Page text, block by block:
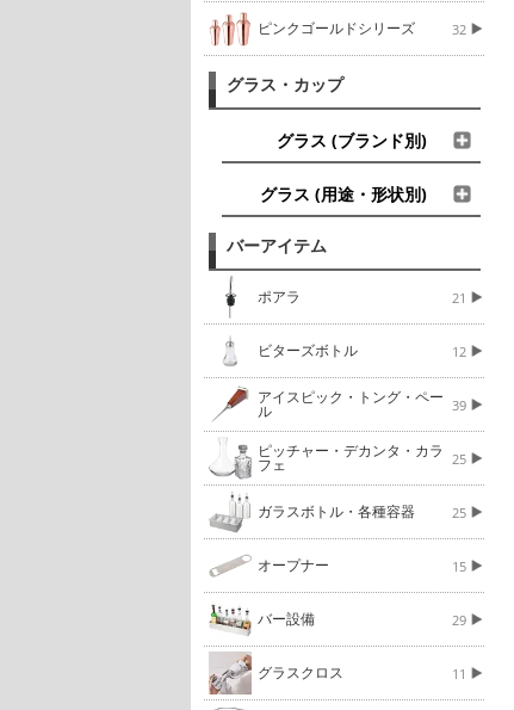
ピンクゴールドシリーズ 32
グラス・カップ
グラス (ブランド別)
グラス (用途・形状別)
バーアイテム
ポアラ 21
ビターズボトル 12
アイスピック・トング・ペー
ル 39
ピッチャー・デカンタ・カラ
フェ 25
ガラスボトル・各種容器 25
オープナー 15
バー設備 29
グラスクロス 11